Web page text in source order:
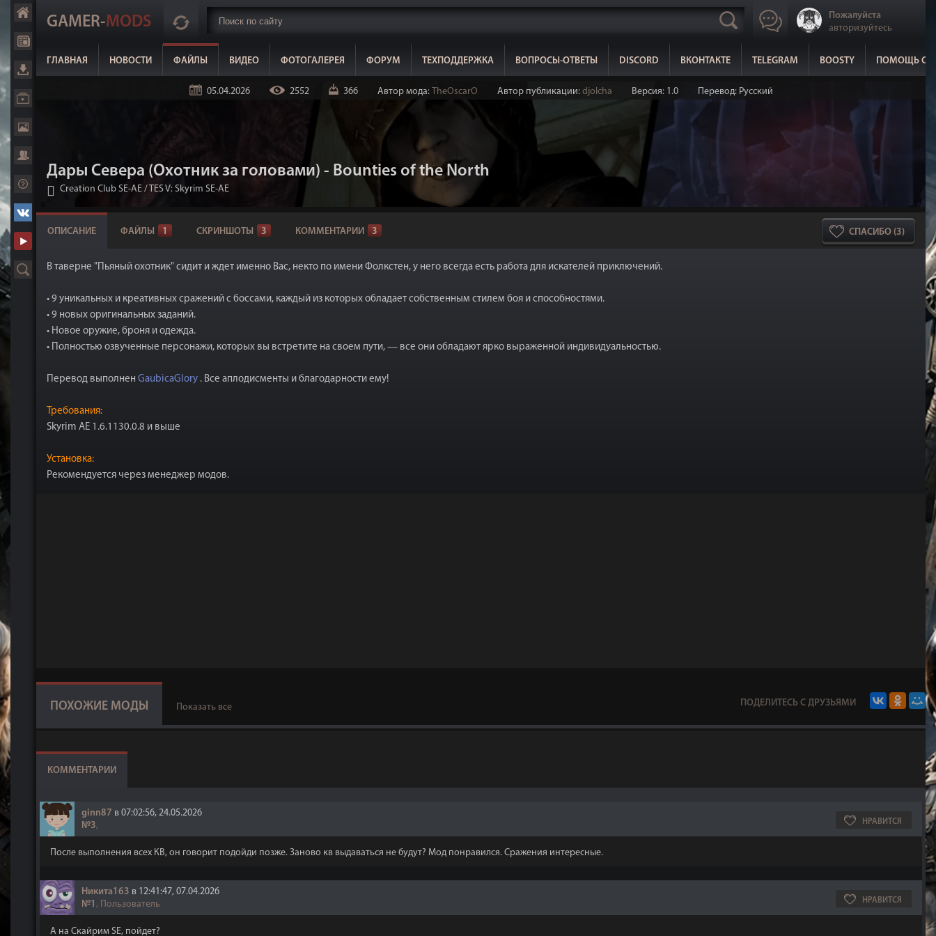
GAMER-MODS
Пожалуйста
авторизуйтесь
ГЛАВНАЯ НОВОСТИ ФАЙЛЫ ВИДЕО ФОТОГАЛЕРЕЯ ФОРУМ ТЕХПОДДЕРЖКА ВОПРОСЫ-ОТВЕТЫ DISCORD ВКОНТАКТЕ TELEGRAM BOOSTY ПОМОЩЬ
05.04.2026 2552 366 Автор мода: TheOscarO Автор публикации: djolcha Версия: 1.0 Перевод: Русский
Дары Севера (Охотник за головами) - Bounties of the North
Creation Club SE-AE / TES V: Skyrim SE-AE
СПАСИБО (3)
ОПИСАНИЕ ФАЙЛЫ 1 СКРИНШОТЫ 3 КОММЕНТАРИИ 3
В таверне "Пьяный охотник" сидит и ждет именно Вас, некто по имени Фолкстен, у него всегда есть работа для искателей приключений.
• 9 уникальных и креативных сражений с боссами, каждый из которых обладает собственным стилем боя и способностями.
• 9 новых оригинальных заданий.
• Новое оружие, броня и одежда.
• Полностью озвученные персонажи, которых вы встретите на своем пути, — все они обладают ярко выраженной индивидуальностью.
Перевод выполнен GaubicaGlory . Все аплодисменты и благодарности ему!
Требования:
Skyrim AE 1.6.1130.0.8 и выше
Установка:
Рекомендуется через менеджер модов.
ПОХОЖИЕ МОДЫ Показать все ПОДЕЛИТЕСЬ С ДРУЗЬЯМИ
КОММЕНТАРИИ
ginn87 в 07:02:56, 24.05.2026
№3, НРАВИТСЯ
После выполнения всех КВ, он говорит подойди позже. Заново кв выдаваться не будут? Мод понравился. Сражения интересные.
Никита163 в 12:41:47, 07.04.2026
№1 , Пользователь НРАВИТСЯ
А на Скайрим SE, пойдет?